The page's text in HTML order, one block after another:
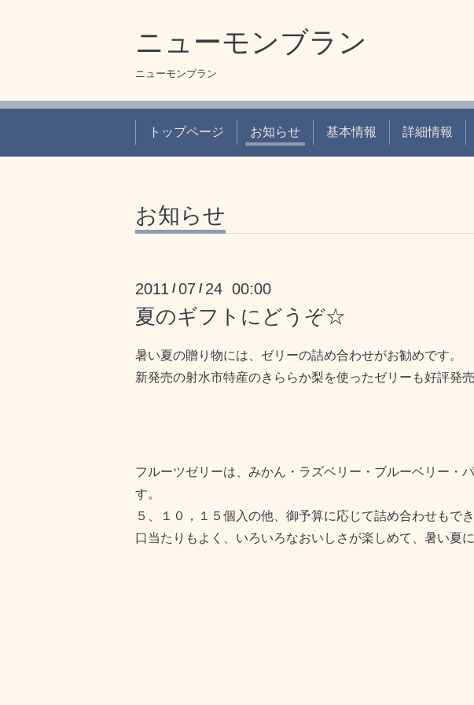
ニューモンブラン
ニューモンブラン
トップページ お知らせ 基本情報 詳細情報
お知らせ
2011 /07 / 24 00:00
夏のギフトにどうぞ☆
暑い夏の贈り物には、ゼリーの詰め合わせがお勧めです。
新発売の射水市特産のきららか梨を使ったゼリーも好評発
フルーツゼリーは、みかん・ラズベリー・ブルーベリー・
す。
５、１０，１５個入の他、御予算に応じて詰め合わせもでき
口当たりもよく、いろいろなおいしさが楽しめて、暑い夏